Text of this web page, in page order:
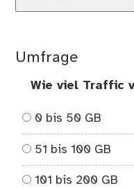
Umfrage
Wie viel Traffic
0 bis 50 GB
51 bis 100 GB
101 bis 200 GB